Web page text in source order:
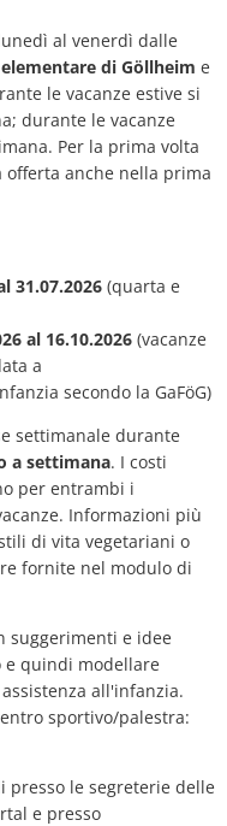
termica comunale
Ottersheim
Ruessingen
Standenbühl
Zellertal
al venerdì dalle
di Göllheim e
le vacanze estive si
durante le vacanze
Per la prima volta
offerta anche nella prima
31.07.2026 (quarta e
al 16.10.2026 (vacanze
a
secondo la GaFöG)
settimanale durante
a settimana. I costi
per entrambi i
Informazioni più
di vita vegetariani o
fornite nel modulo di
suggerimenti e idee
e quindi modellare
all'infanzia.
sportivo/palestra:
presso le segreterie delle
e presso